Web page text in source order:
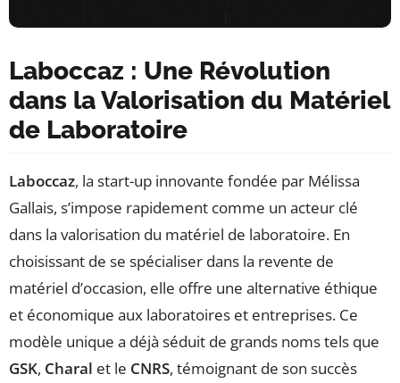
Laboccaz : Une Révolution
dans la Valorisation du Matériel
de Laboratoire
Laboccaz, la start-up innovante fondée par Mélissa
Gallais, s’impose rapidement comme un acteur clé
dans la valorisation du matériel de laboratoire. En
choisissant de se spécialiser dans la revente de
matériel d’occasion, elle offre une alternative éthique
et économique aux laboratoires et entreprises. Ce
modèle unique a déjà séduit de grands noms tels que
GSK, Charal et le CNRS, témoignant de son succès